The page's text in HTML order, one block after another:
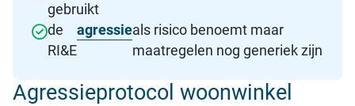
gebruikt
de
RI&E
agressieals risico benoemt maar
maatregelen nog generiek zijn
Agressieprotocol woonwinkel